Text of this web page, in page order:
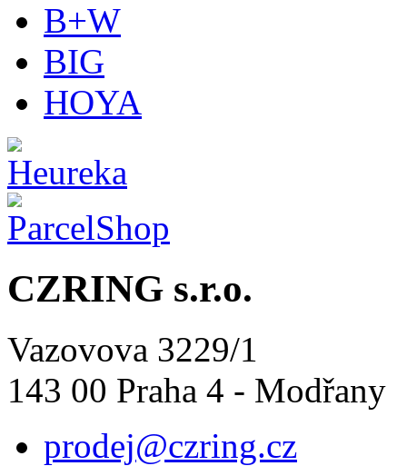
B+W
BIG
HOYA
CZRING s.r.o.
Vazovova 3229/1
143 00 Praha 4 - Modřany
prodej@czring.cz